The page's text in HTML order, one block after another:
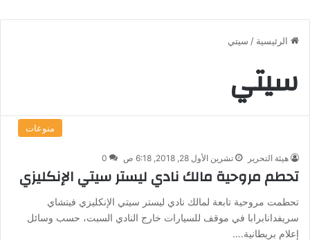
الرئيسية / سيتي
سيتي
منوعات
هيئة التحرير تشرين الأول 28, 2018, 6:18 ص 0
تحطم مروحية مالك نادي ليستر سيتي الإنكليزي
تحطمت مروحية تابعة لمالك نادي ليستر سيتي الإنكليزي فيتشاي
سريفدانابرابا في موقف للسيارات خارج النادي السبت، حسب وسائل
إعلام بريطانية.…